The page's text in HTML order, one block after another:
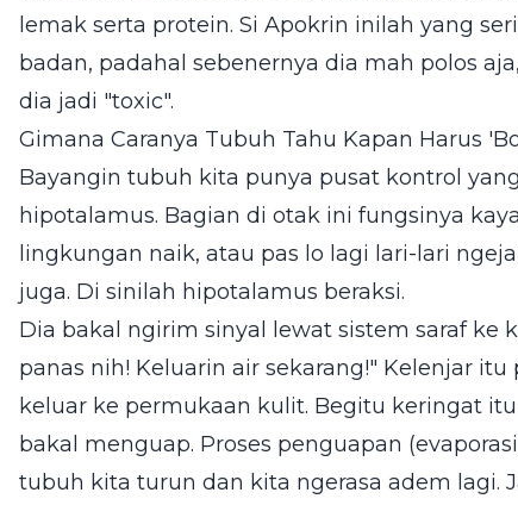
lemak serta protein. Si Apokrin inilah yang
badan, padahal sebenernya dia mah polos
dia jadi "toxic".
Gimana Caranya Tubuh Tahu Kapan Harus
Bayangin tubuh kita punya pusat kontrol
hipotalamus. Bagian di otak ini fungsinya
lingkungan naik, atau pas lo lagi lari-lari
juga. Di sinilah hipotalamus beraksi.
Dia bakal ngirim sinyal lewat sistem saraf ke
panas nih! Keluarin air sekarang!" Kelenjar
keluar ke permukaan kulit. Begitu keringat
bakal menguap. Proses penguapan
tubuh kita turun dan kita ngerasa adem lagi.